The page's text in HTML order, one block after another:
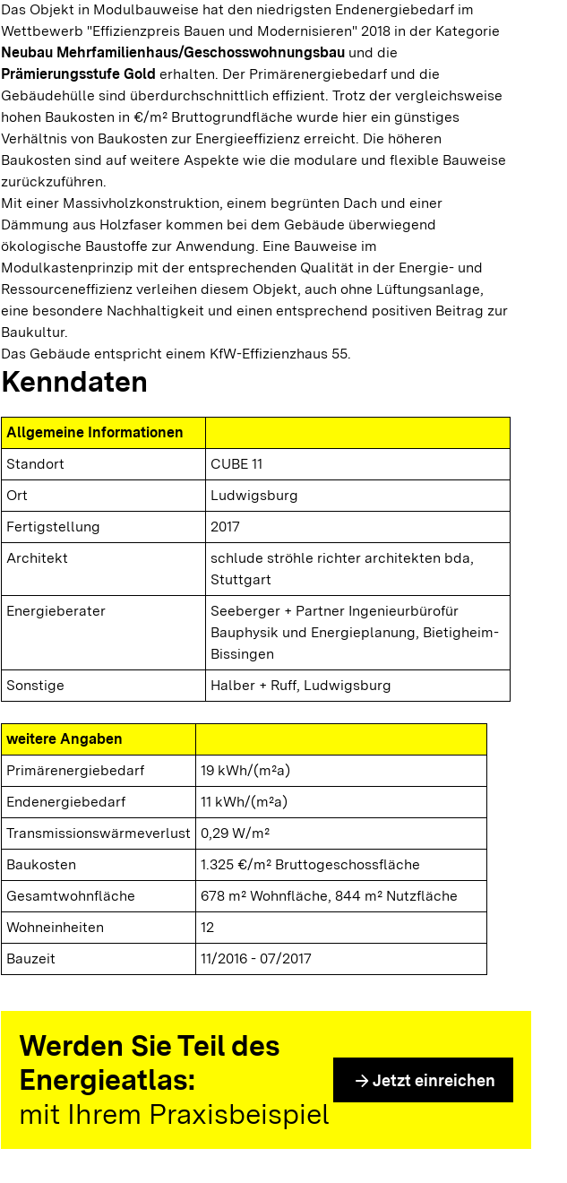
Das Objekt in Modulbauweise hat den niedrigsten Endenergiebedarf im
Wettbewerb "Effizienzpreis Bauen und Modernisieren" 2018 in der Kategorie
Neubau Mehrfamilienhaus/Geschosswohnungsbau und die
Prämierungsstufe Gold erhalten. Der Primärenergiebedarf und die
Gebäudehülle sind überdurchschnittlich effizient. Trotz der vergleichsweise
hohen Baukosten in €/m² Bruttogrundfläche wurde hier ein günstiges
Verhältnis von Baukosten zur Energieeffizienz erreicht. Die höheren
Baukosten sind auf weitere Aspekte wie die modulare und flexible Bauweise
zurückzuführen.
Mit einer Massivholzkonstruktion, einem begrünten Dach und einer
Dämmung aus Holzfaser kommen bei dem Gebäude überwiegend
ökologische Baustoffe zur Anwendung. Eine Bauweise im
Modulkastenprinzip mit der entsprechenden Qualität in der Energie- und
Ressourceneffizienz verleihen diesem Objekt, auch ohne Lüftungsanlage,
eine besondere Nachhaltigkeit und einen entsprechend positiven Beitrag zur
Baukultur.
Das Gebäude entspricht einem KfW-Effizienzhaus 55.
Kenndaten
Allgemeine Informationen
Standort
CUBE 11
Ort
Ludwigsburg
Fertigstellung
2017
Architekt
schlude ströhle richter architekten bda,
Stuttgart
Energieberater
Seeberger + Partner Ingenieurbürofür
Bauphysik und Energieplanung, Bietigheim-
Bissingen
Sonstige
Halber + Ruff, Ludwigsburg
weitere Angaben
Primärenergiebedarf
19 kWh/(m²a)
Endenergiebedarf
11 kWh/(m²a)
Transmissionswärmeverlust
0,29 W/m²
Baukosten
1.325 €/m² Bruttogeschossfläche
Gesamtwohnfläche
678 m² Wohnfläche, 844 m² Nutzfläche
Wohneinheiten
12
Bauzeit
11/2016 - 07/2017
Werden Sie Teil des
Energieatlas:
mit Ihrem Praxisbeispiel
arrow_forward Jetzt einreichen